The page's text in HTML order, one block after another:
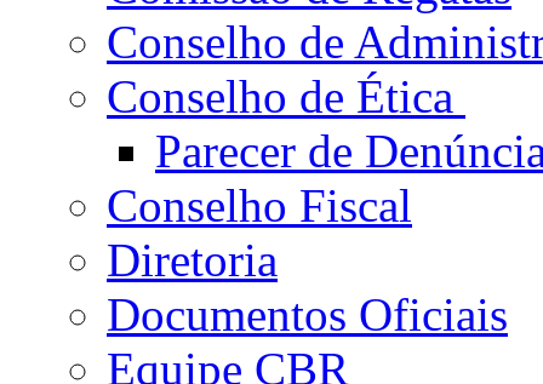
Conselho de
Conselho de Ética
Parecer de
Conselho Fiscal
Diretoria
Documentos Oficiais
Equipe CBR